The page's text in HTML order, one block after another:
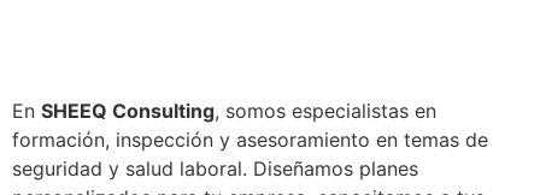
En SHEEQ Consulting, somos especialistas en
formación, inspección y asesoramiento en temas de
seguridad y salud laboral. Diseñamos planes